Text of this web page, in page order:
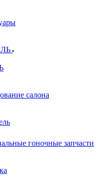
салона
гоночные запчасти